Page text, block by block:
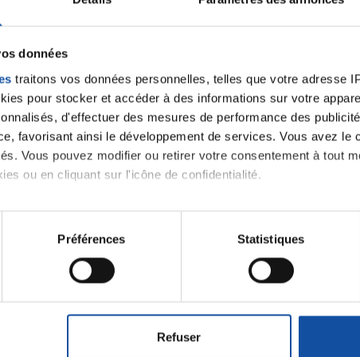
données
traitons vos données personnelles, telles que votre adresse
pour stocker et accéder à des informations sur votre
d'effectuer des mesures de performance des
favorisant ainsi le développement de services. Vous avez le
Vous pouvez modifier ou retirer votre consentement à tout
ou en cliquant sur l'icône de confidentialité.
également :
sur votre localisation géographique qui peuvent être
de vos données personnelles et définir vos
ou retirer votre consentement à tout moment à partir de la
Préférences Statistiques
Refuser
Prothèse mammaire
Lancer une discussion
discussion, vous aurez besoin de vous connecter ou